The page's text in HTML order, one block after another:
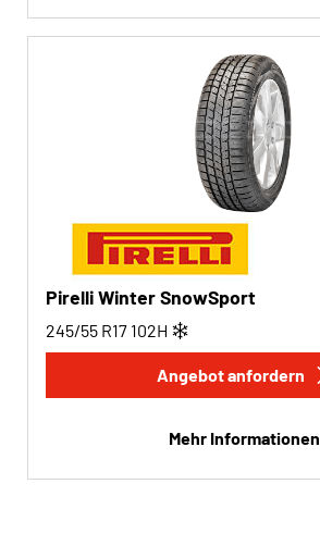
Pirelli Winter SnowSport
245/55 R17 102H
Angebot anfordern
Mehr Informationen